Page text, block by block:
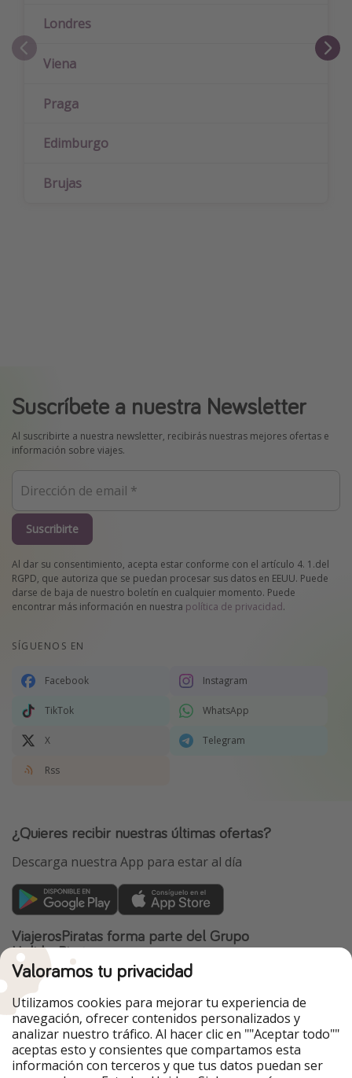
Londres
Viena
Praga
Edimburgo
Brujas
Suscríbete a nuestra Newsletter
Al suscribirte a nuestra newsletter, recibirás nuestras mejores ofertas e
información sobre viajes.
Suscribirte
Al dar su consentimiento, acepta estar conforme con el artículo 4. 1.del
RGPD, que autoriza que se puedan procesar sus datos en EEUU. Puede
darse de baja de nuestro boletín en cualquier momento. Puede
encontrar más información en nuestra política de privacidad.
SÍGUENOS EN
Facebook Instagram
TikTok WhatsApp
X Telegram
Rss
¿Quieres recibir nuestras últimas ofertas?
Descarga nuestra App para estar al día
ViajerosPiratas forma parte del Grupo
HolidayPirates
Nuestros mercados
PiratinViaggio
HolidayPirates
VakantiePiraten
WakacyjniPiraci
VoyagesPirates
Ferienpiraten
Urlaubspiraten
Urlaubspiraten
TravelPirates
Valoramos tu privacidad
Utilizamos cookies para mejorar tu experiencia de
navegación, ofrecer contenidos personalizados y
analizar nuestro tráfico. Al hacer clic en ""Aceptar todo""
aceptas esto y consientes que compartamos esta
información con terceros y que tus datos puedan ser